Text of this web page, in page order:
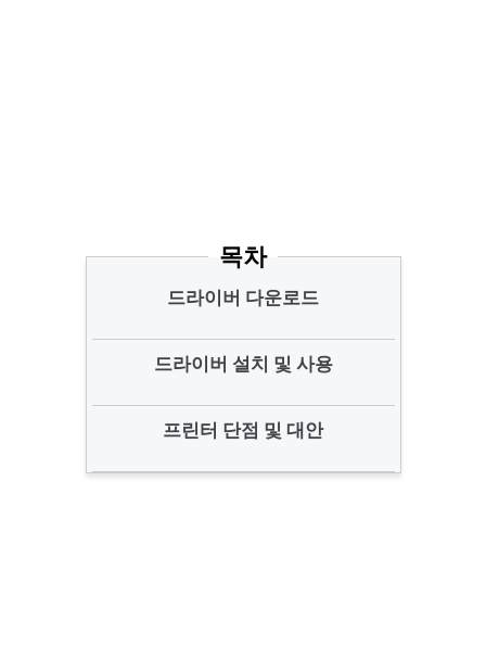
목차
드라이버 다운로드
드라이버 설치 및 사용
프린터 단점 및 대안